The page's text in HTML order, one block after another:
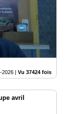
2026 | Vu 37424 fois
avril